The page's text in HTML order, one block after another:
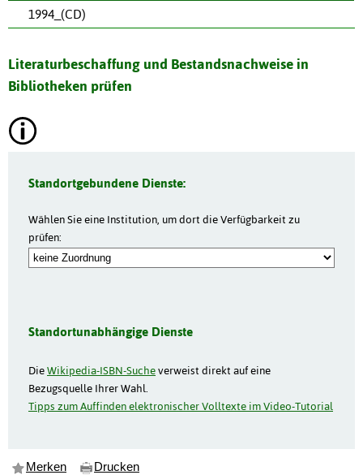
1994_(CD)
Literaturbeschaffung und Bestandsnachweise in
Bibliotheken prüfen
Standortgebundene Dienste:
Wählen Sie eine Institution, um dort die Verfügbarkeit zu
prüfen:
Standortunabhängige Dienste
DieWikipedia-ISBN-Sucheverweist direkt auf eine
Bezugsquelle Ihrer Wahl.
Tipps zum Auffinden elektronischer Volltexte im Video-Tutorial
Merken Drucken